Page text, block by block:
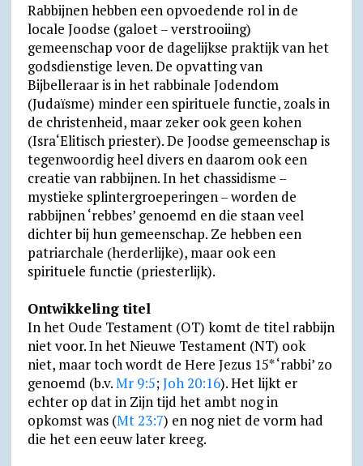
Rabbijnen hebben een opvoedende rol in de
locale Joodse (galoet – verstrooiing)
gemeenschap voor de dagelijkse praktijk van het
godsdienstige leven. De opvatting van
Bijbelleraar is in het rabbinale Jodendom
(Judaïsme) minder een spirituele functie, zoals in
de christenheid, maar zeker ook geen kohen
(Isra‘Elitisch priester). De Joodse gemeenschap is
tegenwoordig heel divers en daarom ook een
creatie van rabbijnen. In het chassidisme –
mystieke splintergroeperingen – worden de
rabbijnen ‘rebbes’ genoemd en die staan veel
dichter bij hun gemeenschap. Ze hebben een
patriarchale (herderlijke), maar ook een
spirituele functie (priesterlijk).
Ontwikkeling titel
In het Oude Testament (OT) komt de titel rabbijn
niet voor. In het Nieuwe Testament (NT) ook
niet, maar toch wordt de Here Jezus 15* ‘rabbi’ zo
genoemd (b.v.Mr 9:5;Joh 20:16). Het lijkt er
echter op dat in Zijn tijd het ambt nog in
opkomst was (Mt 23:7) en nog niet de vorm had
die het een eeuw later kreeg.